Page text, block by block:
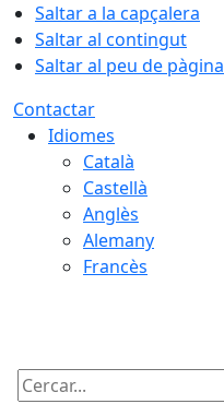
Saltar a la capçalera
Saltar al contingut
Saltar al peu de pàgina
Contactar
Idiomes
Català
Castellà
Anglès
Alemany
Francès
Cercar: